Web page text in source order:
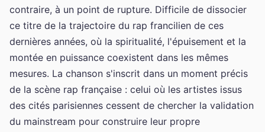
contraire, à un point de rupture. Difficile de dissocier
ce titre de la trajectoire du rap francilien de ces
dernières années, où la spiritualité, l'épuisement et la
montée en puissance coexistent dans les mêmes
mesures. La chanson s'inscrit dans un moment précis
de la scène rap française : celui où les artistes issus
des cités parisiennes cessent de chercher la validation
du mainstream pour construire leur propre